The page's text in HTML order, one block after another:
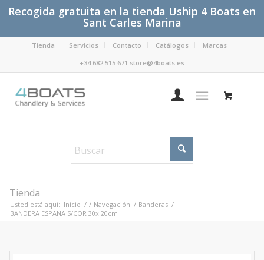
Recogida gratuita en la tienda Uship 4 Boats en
Sant Carles Marina
Tienda Servicios Contacto Catálogos
Marcas
+34 682 515 671 store@4boats.es
Tienda
Usted está aquí: Inicio / / Navegación / Banderas /
BANDERA ESPAÑA S/COR 30x 20cm